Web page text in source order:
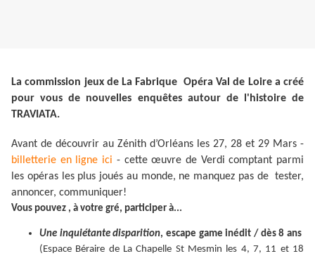
La commission jeux de La Fabrique Opéra Val de Loire a créé
pour vous de nouvelles enquêtes autour de l'histoire de
TRAVIATA.
Avant de découvrir au Zénith d’Orléans les 27, 28 et 29 Mars -
billetterie en ligne ici - cette œuvre de Verdi comptant parmi
les opéras les plus joués au monde, ne manquez pas de tester,
annoncer, communiquer!
Vous pouvez , à votre gré, participer à...
Une inquiétante disparition, escape game inédit / dès 8 ans
(Espace Béraire de La Chapelle St Mesmin les 4, 7, 11 et 18